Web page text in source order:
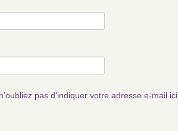
pas d’indiquer votre adresse e-mail ici.